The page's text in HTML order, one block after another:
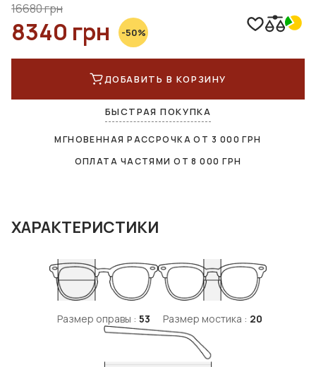
16680 грн
8340 грн -50%
ДОБАВИТЬ В КОРЗИНУ
БЫСТРАЯ ПОКУПКА
МГНОВЕННАЯ РАССРОЧКА ОТ 3 000 ГРН
ОПЛАТА ЧАСТЯМИ ОТ8 000 ГРН
ХАРАКТЕРИСТИКИ
Размер оправы : 53 Размер мостика : 20